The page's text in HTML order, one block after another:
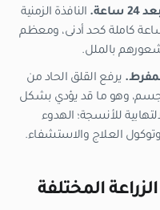
النافذة الزمنية
لمحاصرة السوائل هي 48 ساعة كاملة كحد أدنى، ومعظم
بالملل.
يرفع القلق الحاد من
وهو ما قد يؤدي بشكل
للأنسجة؛ الهدوء
العلاج والاستشفاء.
المختلفة